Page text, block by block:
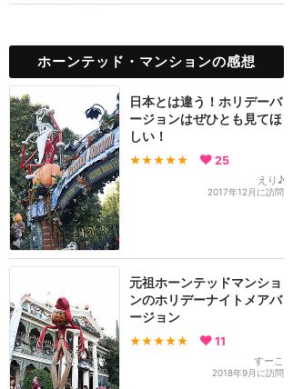
ホーンテッド・マンションの感想
日本とは違う！ホリデーバ
ージョンはぜひとも見てほ
しい！
★★★★★ 25
えり♪
2017年12月に訪問
元祖ホーンテッドマンショ
ンのホリデーナイトメアバ
ージョン
★★★★★ 11
すーこ
2018年9月に訪問